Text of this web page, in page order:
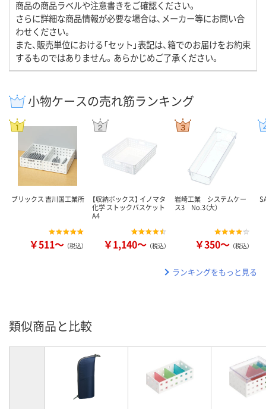
商品の商品ラベルや注意書きをご確認ください。
さらに詳細な商品情報が必要な場合は、メーカー等にお問い合
わせください。
また、販売単位における「セット」表記は、箱でのお届けをお約束
するものではありません。あらかじめご了承ください。
小物ケースの売れ筋ランキング
ブリックス 吉川国工業所
￥511～ （税込）
【収納ボックス】 イノマタ
化学 ストックバスケット
A4
￥1,140～ （税込）
岩崎工業 システムケー
ス3 No.3（大）
￥350～ （税込）
ランキングをもっと見る
類似商品と比較